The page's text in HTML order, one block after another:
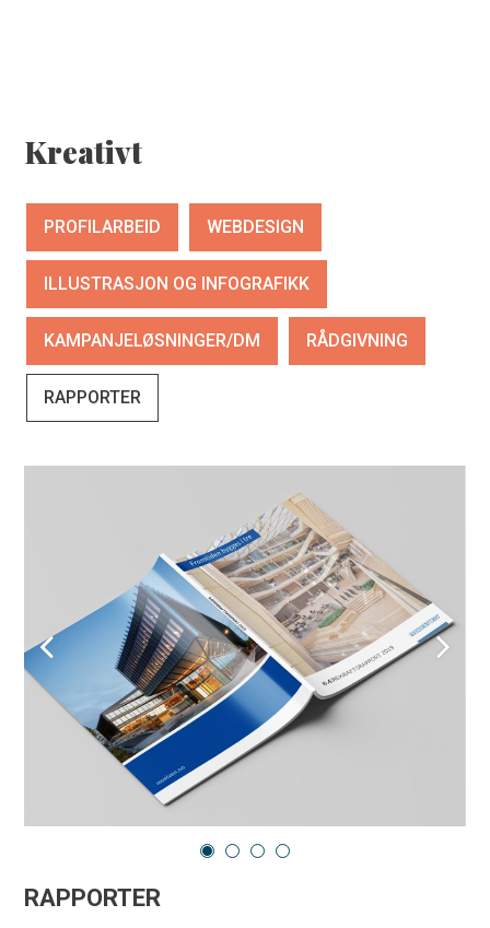
VERKTØY
ARBEIDER
KONTAKT OSS
OM OSS
BRUK OMATT
Kreativt
PROFILARBEID WEBDESIGN
ILLUSTRASJON OG INFOGRAFIKK
KAMPANJELØSNINGER/DM RÅDGIVNING
RAPPORTER
RAPPORTER